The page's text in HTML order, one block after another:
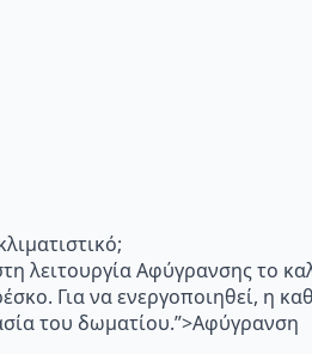
λειτουργία Αφύγρανσης το
Για να ενεργοποιηθεί, η
του δωματίου.”>Αφύγρανση